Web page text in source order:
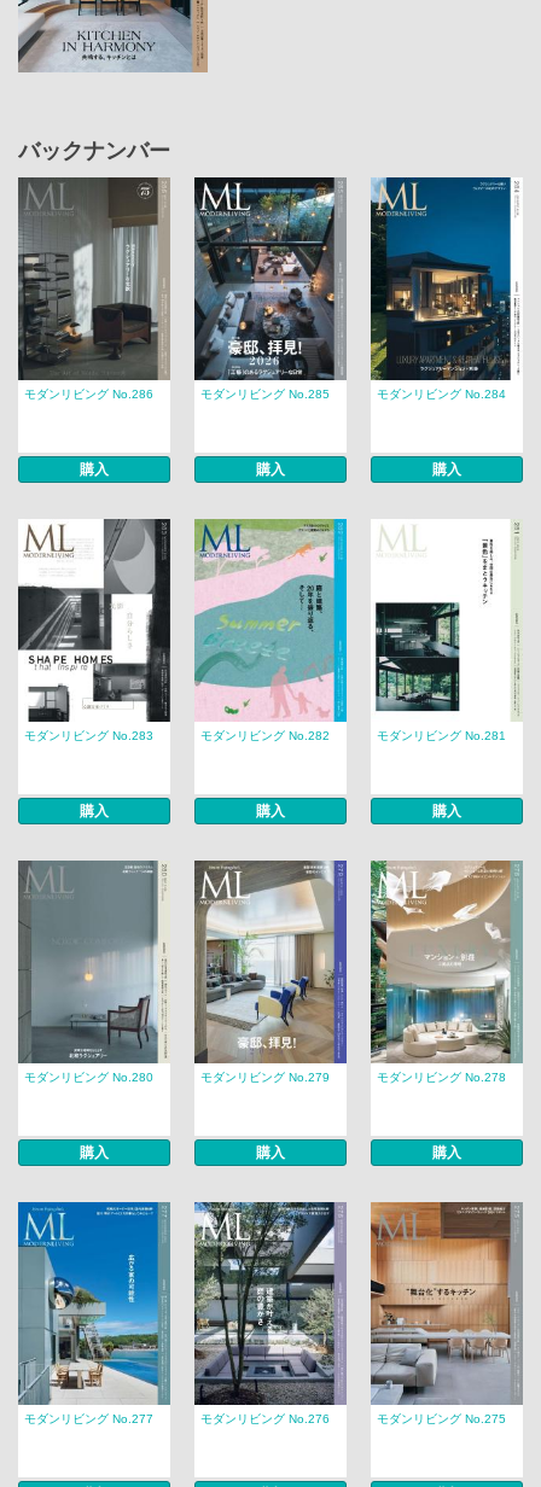
バックナンバー
モダンリビング No.286
購入
モダンリビング No.285
購入
モダンリビング No.284
購入
モダンリビング No.283
購入
モダンリビング No.282
購入
モダンリビング No.281
購入
モダンリビング No.280
購入
モダンリビング No.279
購入
モダンリビング No.278
購入
モダンリビング No.277 モダンリビング No.276 モダンリビング No.275